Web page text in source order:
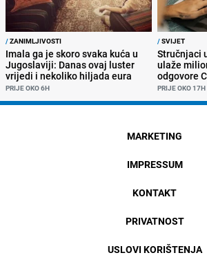
/ZANIMLJIVOSTI
Imala ga je skoro svaka kuća u
Jugoslaviji: Danas ovaj luster
vrijedi i nekoliko hiljada eura
PRIJE OKO 6H
/SVIJET
Stručnjaci
ulaže
odgovore
PRIJE OKO 17H
MARKETING
IMPRESSUM
KONTAKT
PRIVATNOST
USLOVI KORIŠTENJA